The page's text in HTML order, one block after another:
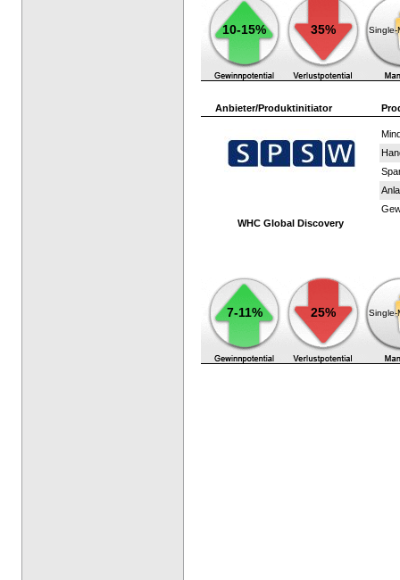
10-15% 35% Single-
Anbieter/Produktinitiator
WHC Global Discovery
7-11% 25% Single-